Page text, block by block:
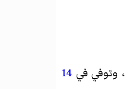
، وتوفي في 14